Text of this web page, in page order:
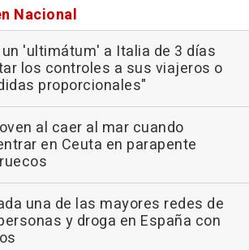
Nacional
'ultimátum' a Italia de 3 días
los controles a sus viajeros o
proporcionales"
al caer al mar cuando
en Ceuta en parapente
una de las mayores redes de
y droga en España con